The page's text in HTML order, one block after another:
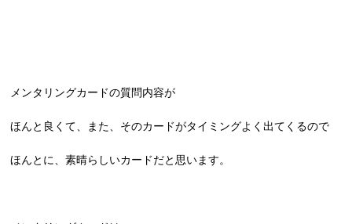
メンタリングカードの質問内容が
ほんと良くて、また、そのカードがタイミングよく出てくるので
ほんとに、素晴らしいカードだと思います。